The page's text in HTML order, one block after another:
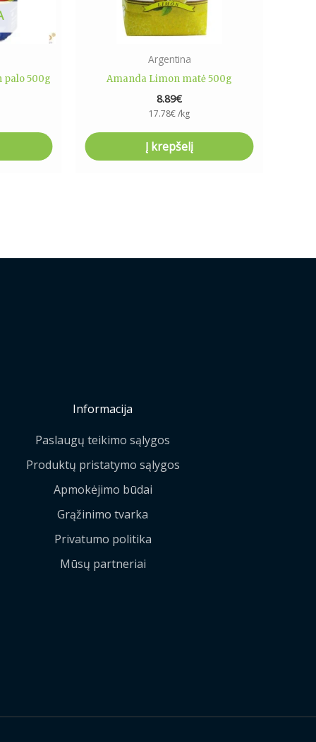
palo 500g
Argentina
Amanda Limon matė 500g
8.89€
17.78€/kg
Į krepšelį
Informacija
Paslaugų teikimo sąlygos
Produktų pristatymo sąlygos
Apmokėjimo būdai
Grąžinimo tvarka
Privatumo politika
Mūsų partneriai